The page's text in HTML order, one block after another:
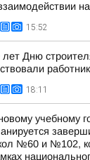
15:52
лет Дню
18:11
учебному
№60 и №102,